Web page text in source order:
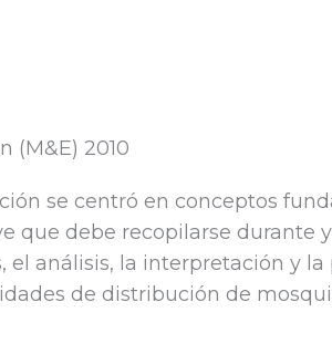
(M&E) 2010
se centró en conceptos
que debe recopilarse durante
el análisis, la interpretación y
de distribución de